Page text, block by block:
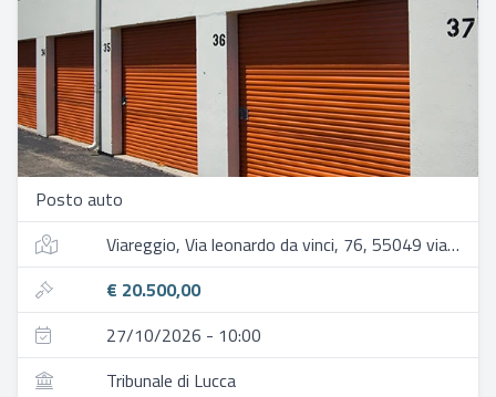
Posto auto
Viareggio, Via leonardo da vinci, 76, 55049 viareggio lu, italia
€ 20.500,00
27/10/2026 - 10:00
Tribunale di Lucca